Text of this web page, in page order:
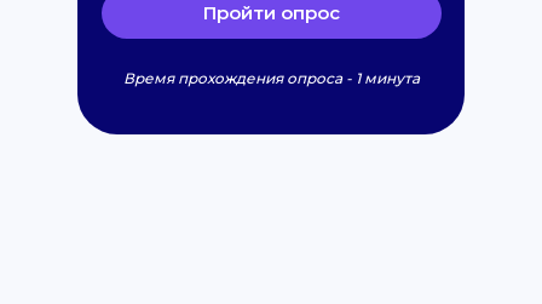
Пройти опрос
Время прохождения опроса - 1 минута